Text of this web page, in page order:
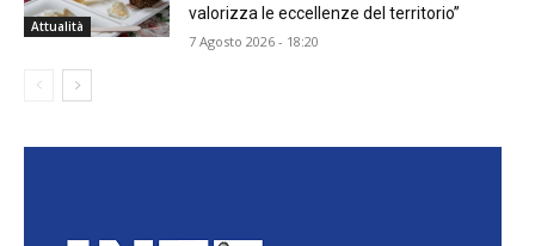
Attualità
valorizza le eccellenze del territorio”
7 Agosto 2026 - 18:20